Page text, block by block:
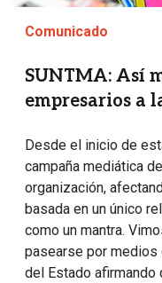
Comunicado
SUNTMA: Así
empresarios a
Desde el inicio de
campaña mediática
organización,
basada en un único
como un mantra.
pasearse por medios
del Estado afirmando